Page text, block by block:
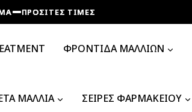
ΤΙΜΕΣ
ΤΙΜΕΣ
ΤΙΜΕΣ
ΤΙΜΕΣ
ΦΡΟΝΤΙΔΑ ΜΑΛΛΙΩΝ
ΜΑΛΛΙΑ ΣΕΙΡΕΣ ΦΑΡΜΑΚΕΙΟΥ